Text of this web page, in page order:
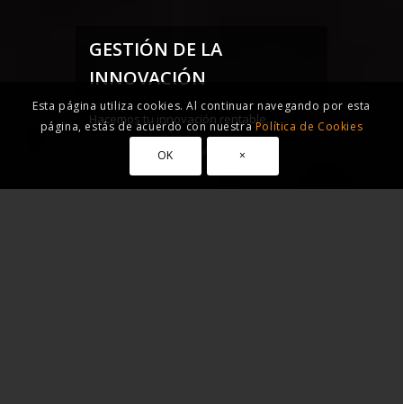
GESTIÓN DE LA
INNOVACIÓN
Hacemos tu innovación rentable.
Esta página utiliza cookies. Al continuar navegando por esta
página, estás de acuerdo con nuestraPolítica de Cookies
OK
×